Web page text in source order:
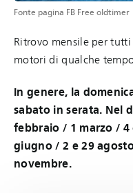
Fonte pagina FB Free oldtimer
Ritrovo mensile per
motori di qualche
In genere, la
sabato in serata. Nel
febbraio / 1 marzo / 4
giugno / 2 e 29
novembre.